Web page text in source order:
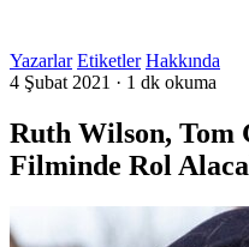
Yazarlar Etiketler Hakkında
4 Şubat 2021 · 1 dk okuma
Ruth Wilson, Tom
Filminde Rol